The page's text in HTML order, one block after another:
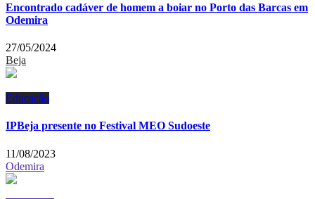
Encontrado cadáver de homem a boiar no Porto das Barcas em
Odemira
27/05/2024
Beja
Educação
IPBeja presente no Festival MEO Sudoeste
11/08/2023
Odemira